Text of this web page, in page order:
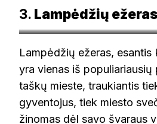
3. Lampėdžių ežeras
Lampėdžių ežeras, esantis
yra vienas iš
taškų mieste, traukiantis
gyventojus, tiek miesto
žinomas dėl savo švaraus